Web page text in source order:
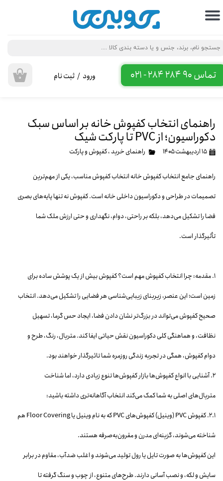
تماس 90 284 284 - 021 ۰ ورود / ثبت نام
حساب کاربری من
تغییر گذر واژه
سفارشات
خروج از حساب کاربری
راهنمای انتخاب کفپوش خانه بر اساس سبک
دکوراسیون؛ از PVC تا پارکت شیک
۱۵ اردیبهشت ۱۴۰۵ راهنمای خرید،کفپوش و پارکت
راهنمای جامع انتخاب کفپوش خانه انتخاب کفپوش مناسب، یکی از مهم‌ترین
تصمیمات در طراحی و دکوراسیون داخلی خانه است. کفپوش نه تنها پایه‌های بصری
فضا را تشکیل می‌دهد، بلکه بر راحتی، دوام، نگهداری و حتی ارزش ملک شما
تأثیرگذار است.
۱. مقدمه: چرا انتخاب کفپوش مهم است؟ کفپوش بیش از یک پوشش ساده برای
زمین است؛ این عنصر، زیربنای زیبایی‌شناسی هر فضایی را تشکیل می‌دهد. انتخاب
صحیح کفپوش می‌تواند در بزرگ‌تر نشان دادن فضا، ایجاد حس گرما، تسهیل
نظافت، و هماهنگی کلی دکوراسیون نقش حیاتی ایفا کند. متریال، رنگ، طرح و
دوام کفپوش، همگی در تجربه زندگی روزمره شما تاثیرگذار خواهند بود.
۲. آشنایی با انواع کفپوش‌ها بازار کفپوش‌ها تنوع زیادی دارد، اما شناخت
متریال‌های اصلی به شما کمک می‌کند انتخاب آگاهانه‌تری داشته باشید:
۲.۱. کفپوش PVC (وینیل) کفپوش‌های PVC که به نام وینیل یا Floor Covering هم
شناخته می‌شوند، گزینه‌ای مدرن و مقرون‌به‌صرفه هستند.
این کفپوش‌ها به صورت تایل یا رول تولید می‌شوند و اغلب ضدآب، مقاوم در برابر
سایش و لکه، و نصب آسانی دارند. طرح‌های متنوع، از چوب و سنگ گرفته تا